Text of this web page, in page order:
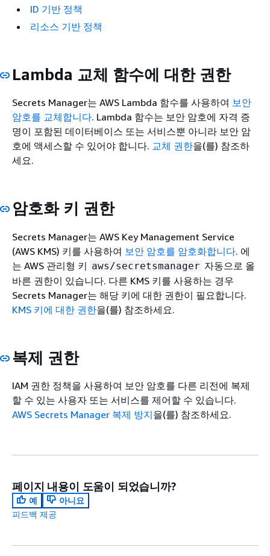
ID 기반 정책
리소스 기반 정책
Lambda 교체 함수에 대한 권한
Secrets Manager는 AWS Lambda 함수를 사용하여 보안
암호를 교체합니다. Lambda 함수는 보안 암호에 자격 증
명이 포함된 데이터베이스 또는 서비스뿐 아니라 보안 암
호에 액세스할 수 있어야 합니다. 교체 권한을(를) 참조하
세요.
암호화 키 권한
Secrets Manager는 AWS Key Management Service
(AWS KMS) 키를 사용하여 보안 암호를 암호화합니다. 에
는 AWS 관리형 키 aws/secretsmanager 자동으로 올
바른 권한이 있습니다. 다른 KMS 키를 사용하는 경우
Secrets Manager는 해당 키에 대한 권한이 필요합니다.
KMS 키에 대한 권한을(를) 참조하세요.
복제 권한
IAM 권한 정책을 사용하여 보안 암호를 다른 리전에 복제
할 수 있는 사용자 또는 서비스를 제어할 수 있습니다.
AWS Secrets Manager 복제 방지을(를) 참조하세요.
페이지 내용이 도움이 되었습니까?
예
아니요
피드백 제공